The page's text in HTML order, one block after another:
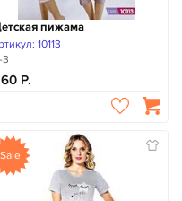
пижама
10113
3
Sale